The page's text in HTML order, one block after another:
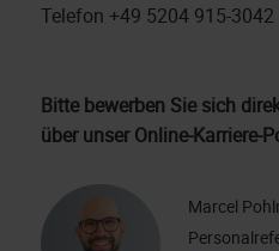
Telefon +49 5204 915-3042
Bitte bewerben Sie sich
über unser Online-Karriere-
Marcel